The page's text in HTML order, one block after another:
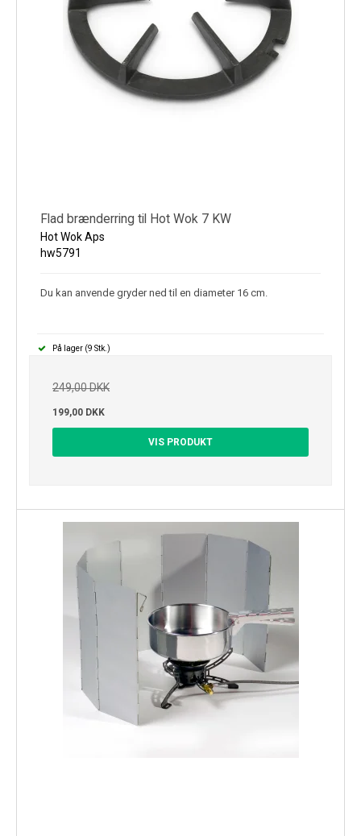
Flad brænderring til Hot Wok 7 KW
Hot Wok Aps
hw5791
Du kan anvende gryder ned til en diameter 16 cm.
På lager (9 Stk.)
249,00 DKK
199,00 DKK
VIS PRODUKT